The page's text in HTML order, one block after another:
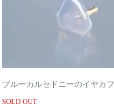
ブルーカルセドニーのイヤカフ
SOLD OUT